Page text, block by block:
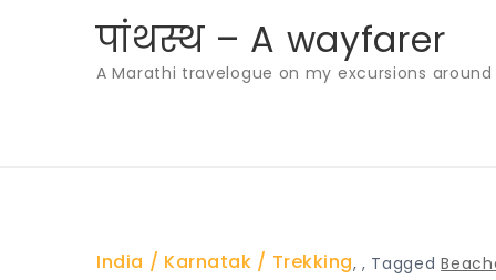
पांथस्थ – A wayfarer
A Marathi travelogue on my excursions
India ,
Karnatak ,
Trekking Tagged